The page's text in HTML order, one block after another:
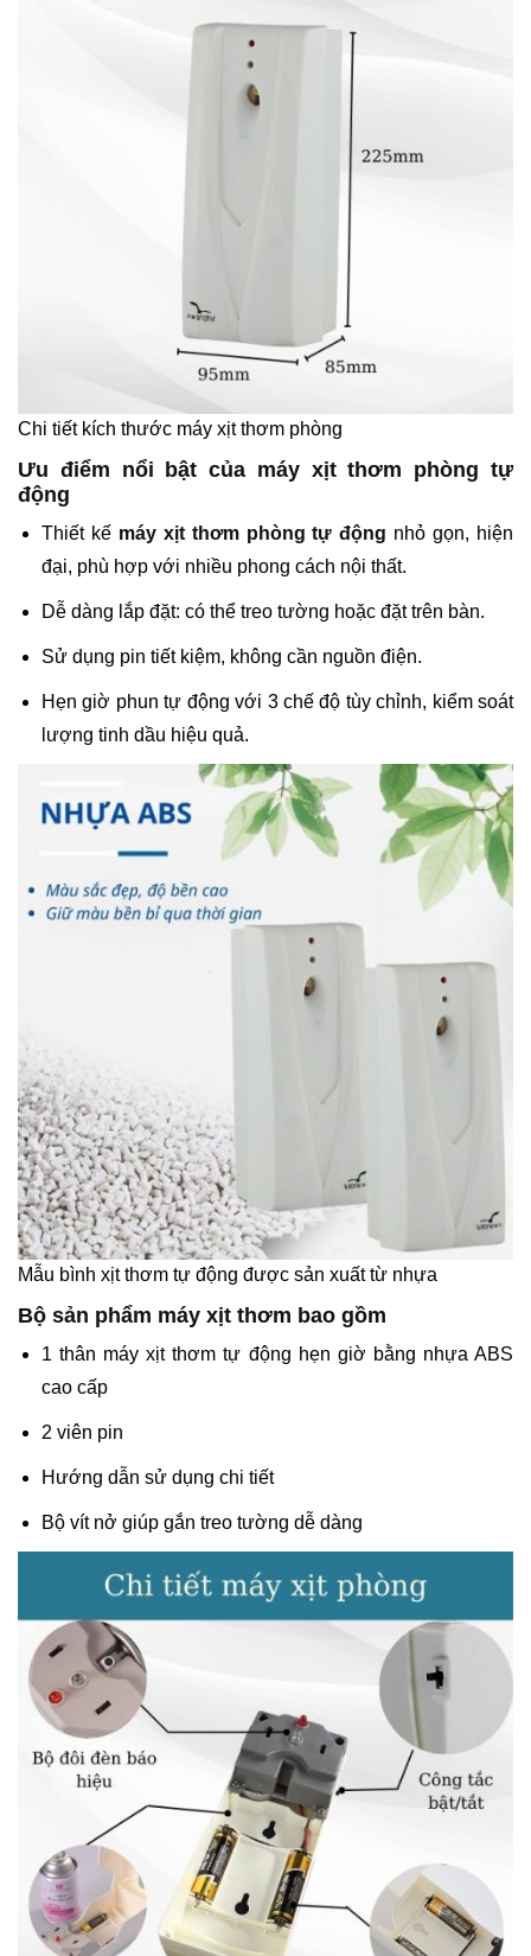
Chi tiết kích thước máy xịt thơm phòng
Ưu điểm nổi bật của máy xịt thơm phòng tự
động
Thiết kế máy xịt thơm phòng tự động nhỏ gọn, hiện
đại, phù hợp với nhiều phong cách nội thất.
Dễ dàng lắp đặt: có thể treo tường hoặc đặt trên bàn.
Sử dụng pin tiết kiệm, không cần nguồn điện.
Hẹn giờ phun tự động với 3 chế độ tùy chỉnh, kiểm soát
lượng tinh dầu hiệu quả.
Mẫu bình xịt thơm tự động được sản xuất từ nhựa
Bộ sản phẩm máy xịt thơm bao gồm
1 thân máy xịt thơm tự động hẹn giờ bằng nhựa ABS
cao cấp
2 viên pin
Hướng dẫn sử dụng chi tiết
Bộ vít nở giúp gắn treo tường dễ dàng